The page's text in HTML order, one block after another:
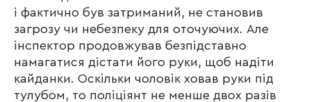
і фактично був затриманий, не становив
загрозу чи небезпеку для оточуючих. Але
інспектор продовжував безпідставно
намагатися дістати його руки, щоб надіти
кайданки. Оскільки чоловік ховав руки під
тулубом, то поліціянт не менше двох разів